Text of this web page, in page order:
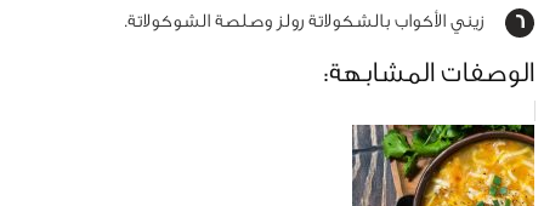
زيني الأكواب بالشكولاتة رولز وصلصة الشوكولاتة.
الوصفات المشابهة: